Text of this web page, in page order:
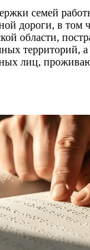
семей
дороги, в том
области,
территорий,
лиц,